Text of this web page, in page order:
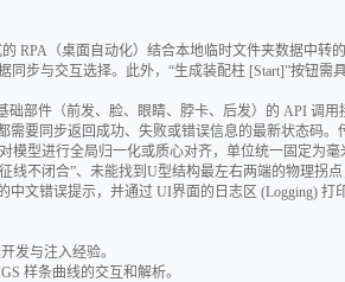
RPA（桌面自动化）结合本地临时文件夹数据中转
同步与交互选择。此外，“生成装配柱 [Start]”按钮
部件（前发、脸、眼睛、脖卡、后发）的 API 调
需要同步返回成功、失败或错误信息的最新状态码
模型进行全局归一化或质心对齐，单位统一固定为毫
线不闭合”、未能找到U型结构最左右两端的物理拐
文错误提示，并通过 UI界面的日志区 (Logging) 打
发与注入经验。
样条曲线的交互和解析。